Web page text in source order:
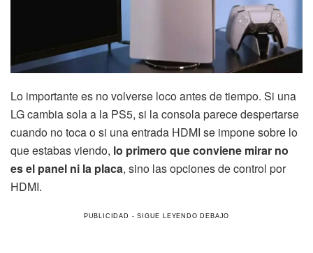
Lo importante es no volverse loco antes de tiempo. Si una
LG cambia sola a la PS5, si la consola parece despertarse
cuando no toca o si una entrada HDMI se impone sobre lo
que estabas viendo, lo primero que conviene mirar no
es el panel ni la placa, sino las opciones de control por
HDMI.